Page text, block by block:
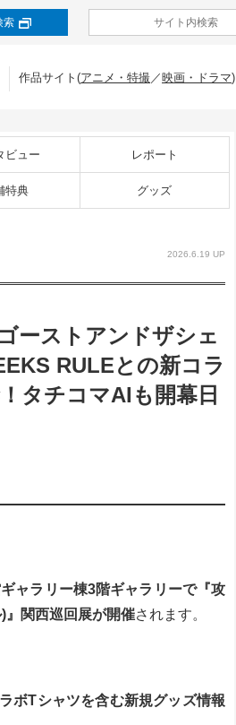
索
作品サイト(アニメ・特撮／映画・ドラマ)
ビュー レポート
特典 グッズ
2026.6.19 UP
ーストアンドザシェ
RULEとの新コラ
タチコマAIも開幕日
ャラリー棟3階ギャラリーで『攻
関西巡回展が開催されます。
ボTシャツを含む新規グッズ情報